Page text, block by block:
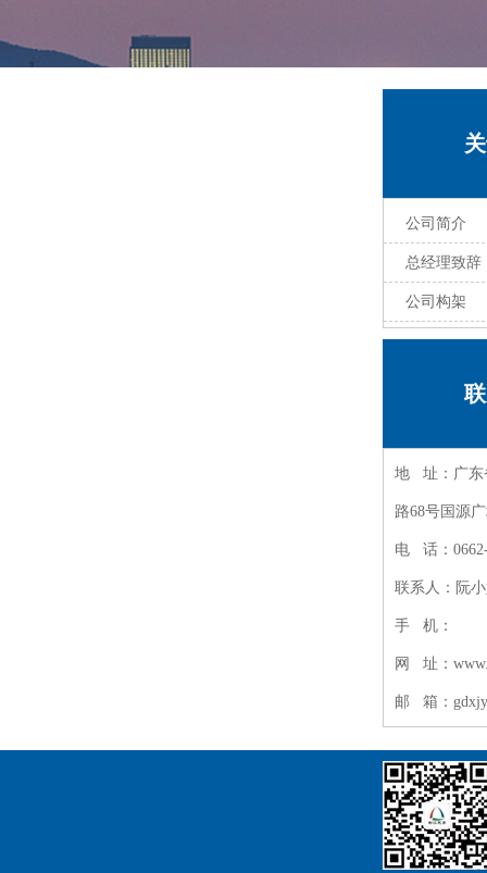
公司简介
总经理致辞
公司构架
地 址：广东
路68号国源
电 话：
联系人：阮
手 机：
网 址：
邮 箱：